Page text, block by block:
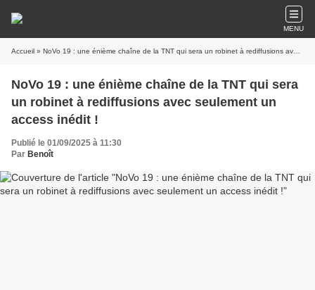
MENU
Accueil » NoVo 19 : une énième chaîne de la TNT qui sera un robinet à rediffusions avec seulement un access inédit !
NoVo 19 : une énième chaîne de la TNT qui sera
un robinet à rediffusions avec seulement un
access inédit !
Publié le 01/09/2025 à 11:30
Par Benoît